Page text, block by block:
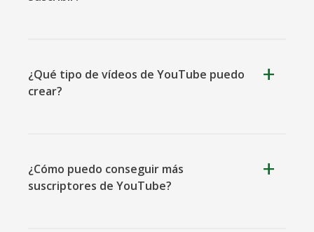
¿Qué tipo de vídeos de YouTube puedo
crear?
¿Cómo puedo conseguir más
suscriptores de YouTube?